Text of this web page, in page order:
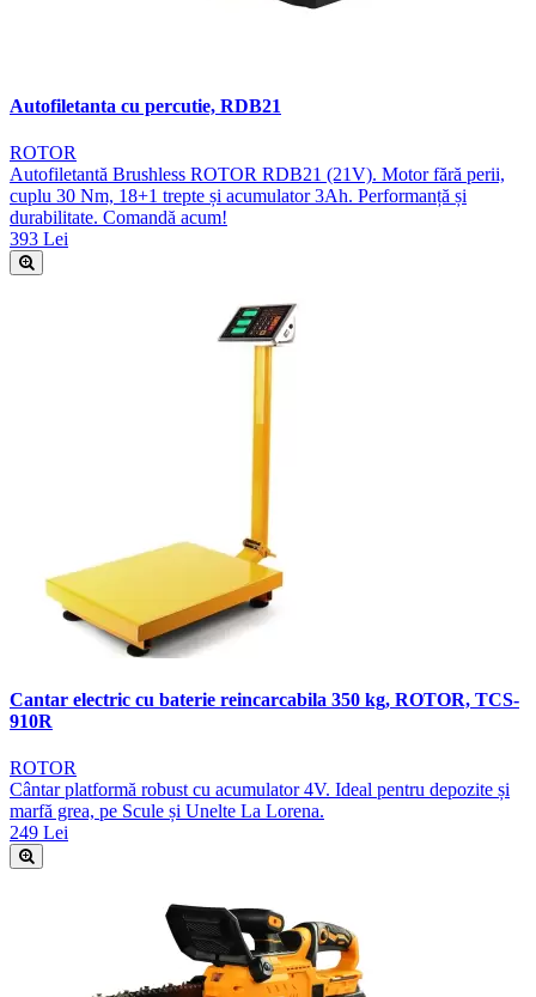
Autofiletanta cu percutie, RDB21
ROTOR
Autofiletantă Brushless ROTOR RDB21 (21V). Motor fără perii,
cuplu 30 Nm, 18+1 trepte și acumulator 3Ah. Performanță și
durabilitate. Comandă acum!
393 Lei
Cantar electric cu baterie reincarcabila 350 kg, ROTOR, TCS-
910R
ROTOR
Cântar platformă robust cu acumulator 4V. Ideal pentru depozite și
marfă grea, pe Scule și Unelte La Lorena.
249 Lei